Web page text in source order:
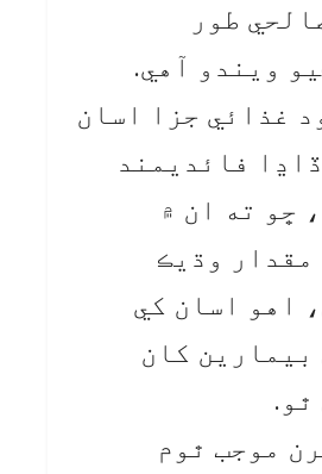
طور
ويندو آهي.
غذائي جزا اسان
ڏاڍا فائديمند
ڇو ته ان ۾
مقدار وڌيڪ
اهو اسان کي
کان
ٿو.
موجب ٿوم